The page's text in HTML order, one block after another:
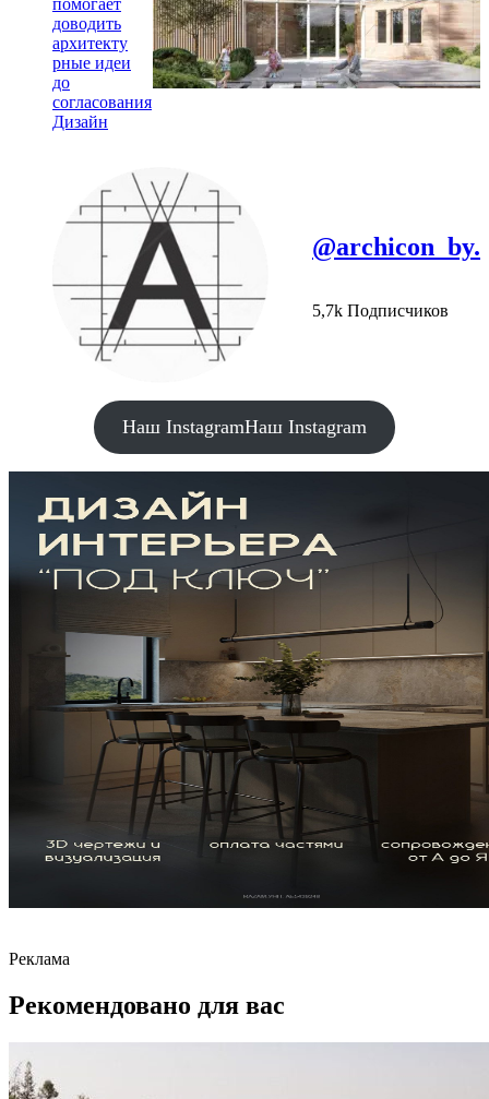
доводить
архитекту
рные идеи
до
согласования
Дизайн
@archicon_by.
5,7k Подписчиков
Наш InstagramНаш Instagram
Реклама
Рекомендовано для вас